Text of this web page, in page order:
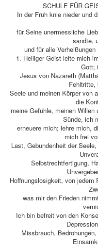
SCHULE FÜR
In der Früh knie nieder und
für Seine unermessliche
sandte,
und für alle
1. Heiliger Geist leite mich
Gott;
Jesus von Nazareth
Fehltritte,
Seele und meinen Körper von
die
meine Gefühle, meinen
Sünde, ich
erneuere mich; lehre mich,
mich frei
Last, Gebundenheit der
Selbstrechtfertigung,
Hoffnungslosigkeit, von
was mir den Frieden
Ich bin befreit von den
Missbrauch,